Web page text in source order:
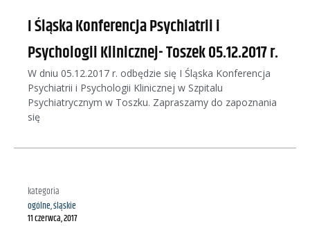
I Śląska Konferencja Psychiatrii i
Psychologii Klinicznej- Toszek 05.12.2017 r.
W dniu 05.12.2017 r. odbędzie się I Śląska Konferencja
Psychiatrii i Psychologii Klinicznej w Szpitalu
Psychiatrycznym w Toszku. Zapraszamy do zapoznania
się
kategoria
ogólne,śląskie
11 czerwca, 2017